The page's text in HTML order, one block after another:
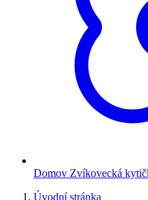
Domov Zvíkovecká
Úvodní stránka